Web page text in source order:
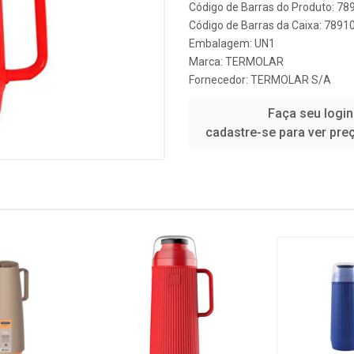
Código de Barras do Produto:
Código de Barras da Caixa:
Embalagem: UN1
Marca: TERMOLAR
Fornecedor: TERMOLAR S/A
Faça seu
cadastre-se para ver